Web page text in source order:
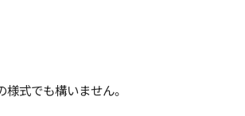
式でも構いません。